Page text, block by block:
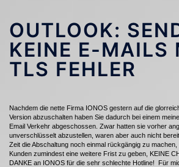
OUTLOOK:
KEINE E-MAILS
TLS FEHLER
Nachdem die nette Firma IONOS gestern auf die
Version abzuschalten haben Sie dadurch bei einem
Email Verkehr abgeschossen. Zwar hatten sie vorher
unverschlüsselt abzustellen, waren aber auch nicht
Zeit die Abschaltung noch einmal rückgängig zu
Kunden zumindest eine weitere Frist zu geben, KEINE
DANKE an IONOS für die sehr schlechte Hotline! Für